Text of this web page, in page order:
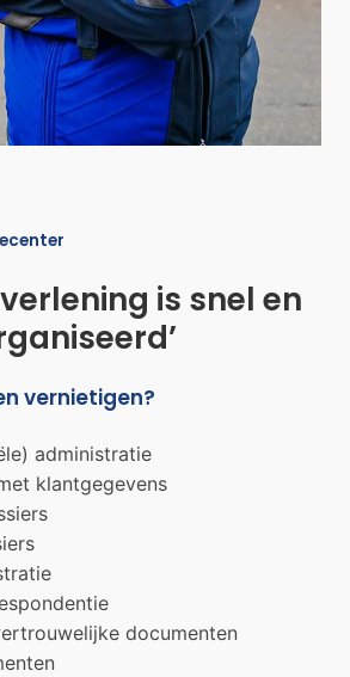
is snel en
vernietigen?
administratie
klantgegevens
documenten